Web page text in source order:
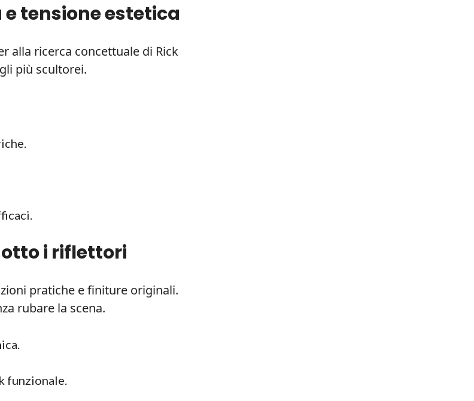
tensione estetica
alla ricerca concettuale di Rick
più scultorei.
i riflettori
pratiche e finiture originali.
rubare la scena.
funzionale.